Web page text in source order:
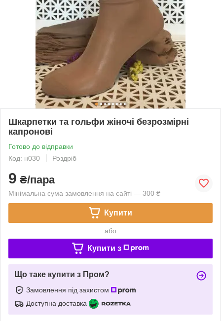
Шкарпетки та гольфи жіночі безрозмірні
капронові
Готово до відправки
Код: н030
Роздріб
9 ₴/пара
Мінімальна сума замовлення на сайті — 300 ₴
Купити
або
Купити з
Що таке купити з Пром?
Замовлення під захистом
Доступна доставка